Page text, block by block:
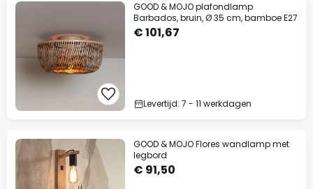
GOOD & MOJO plafondlamp
Barbados, bruin, Ø 35 cm, bamboe E27
€ 101,67
Levertijd: 7 - 11 werkdagen
GOOD & MOJO Flores wandlamp met
legbord
€ 91,50